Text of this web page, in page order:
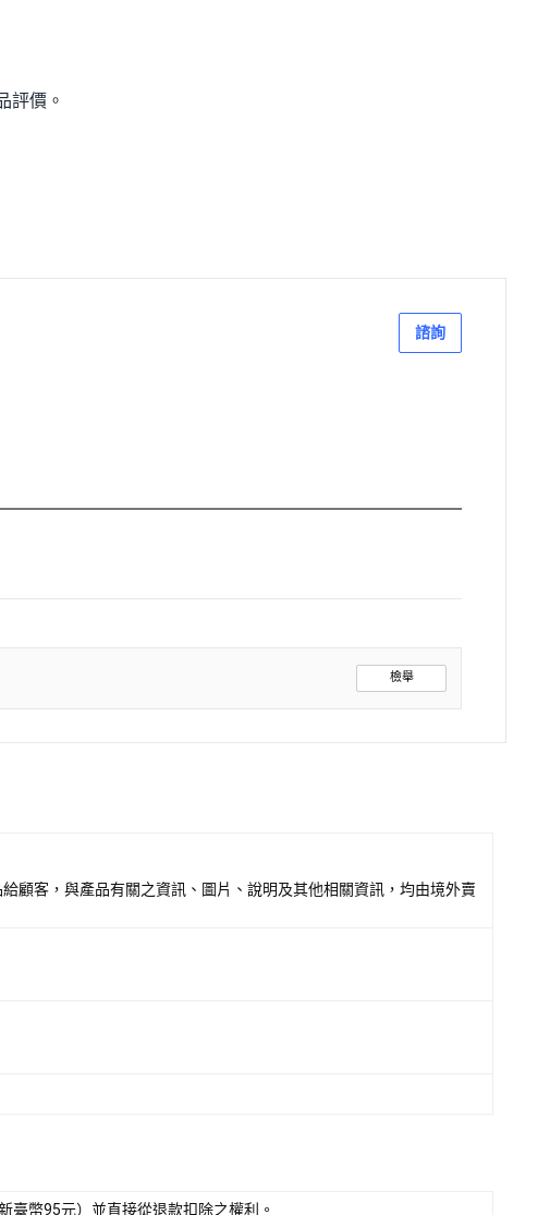
評價。
諮詢
檢舉
顧客，與產品有關之資訊、圖片、說明及其他相關資訊，均由境外賣
臺幣95元）並直接從退款扣除之權利。